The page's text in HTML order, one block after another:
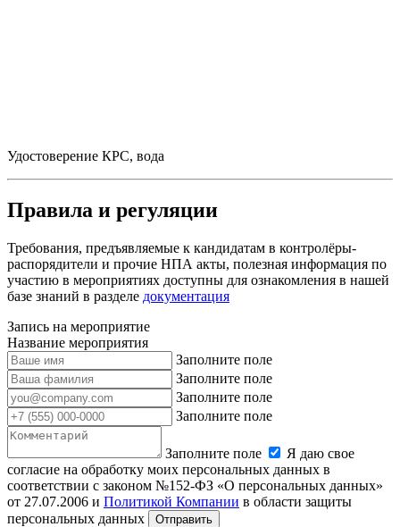
Удостоверение КРС, вода
Правила и регуляции
Требования, предъявляемые к кандидатам в контролёры-
распорядители и прочие НПА акты, полезная информация по
участию в мероприятиях доступны для ознакомления в нашей
базе знаний в разделе документация
Запись на мероприятие
Название мероприятия
Заполните поле
Заполните поле
Заполните поле
Заполните поле
Заполните поле
Я даю свое
согласие на обработку моих персональных данных в
соответствии с законом №152-ФЗ «О персональных данных»
от 27.07.2006 и Политикой Компании в области защиты
персональных данных
Отправить